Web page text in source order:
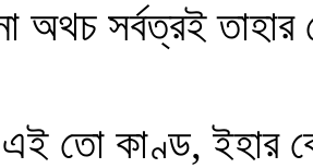
অথচ সর্বত্রই
এই তো কাণ্ড, ইহার